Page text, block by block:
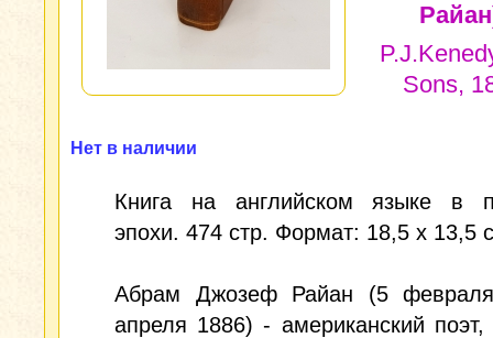
Sons,
Нет в наличии
Книга на английском языке в
эпохи. 474 стр. Формат: 18,5 х 13,5
Абрам Джозеф Райан (5
апреля 1886) - американский поэт,